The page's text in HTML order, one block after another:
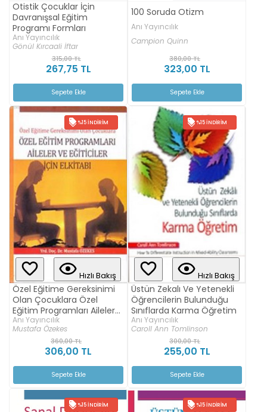
Otistik Çocuklar İçin
Davranışsal Eğitim
Programı Formları
Anı Yayıncılık
Gönül Kırcaali İftar
315,00 TL
267,75 TL
Sepete Ekle
100 Soruda Otizm
Anı Yayıncılık
Campion Quinn
380,00 TL
323,00 TL
Sepete Ekle
%15 İNDIRIM
Hızlı Bakış
Özel Eğitime Gereksinimi
Olan Çocuklara Özel
Eğitim Programları Aileler
ve Eğiticiler İçin El Kitabı
Anı Yayıncılık
Mustafa Özekes
360,00 TL
306,00 TL
Sepete Ekle
%15 İNDIRIM
Hızlı Bakış
Üstün Zekalı Ve Yetenekli
Öğrencilerin Bulunduğu
Sınıflarda Karma Öğretim
Anı Yayıncılık
Caroll Ann Tomlinson
300,00 TL
255,00 TL
Sepete Ekle
%15 İNDIRIM %15 İNDIRIM